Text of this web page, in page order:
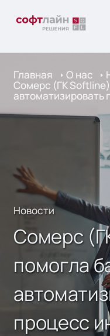
Главная О нас
Сомерс (ГК
автоматизировать
Новости
Сомерс
помогла
процесс